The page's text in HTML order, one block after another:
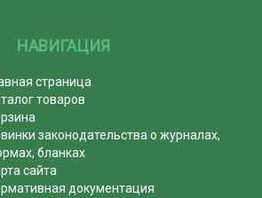
НАВИГАЦИЯ
страница
товаров
законодательства о журналах,
бланках
сайта
документация